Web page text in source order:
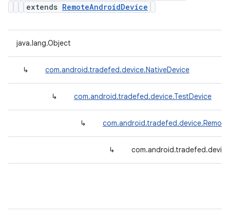
extends RemoteAndroidDevice
java.lang.Object
↳ com.android.tradefed.device.NativeDevice
↳ com.android.tradefed.device.TestDevice
↳
↳